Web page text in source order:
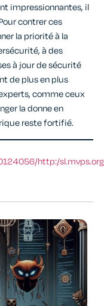
impressionnantes, il
contrer ces
la priorité à la
à des
à jour de sécurité
de plus en plus
comme ceux
la donne en
reste fortifié.
http:/